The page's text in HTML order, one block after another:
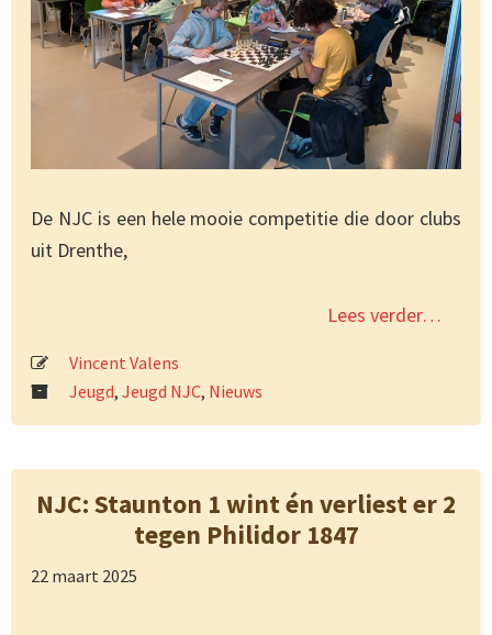
De NJC is een hele mooie competitie die door clubs
uit Drenthe,
Lees verder…
Vincent Valens
Jeugd, Jeugd NJC, Nieuws
NJC: Staunton 1 wint én verliest er 2
tegen Philidor 1847
22 maart 2025